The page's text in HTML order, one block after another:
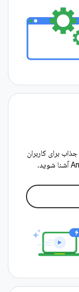
برای کاربران